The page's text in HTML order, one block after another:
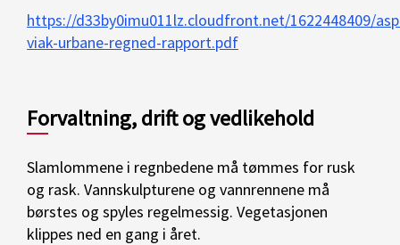
https://d33by0imu011lz.cloudfront.net/1622448409/
viak-urbane-regned-rapport.pdf
Forvaltning, drift og vedlikehold
Slamlommene i regnbedene må tømmes for rusk
og rask. Vannskulpturene og vannrennene må
børstes og spyles regelmessig. Vegetasjonen
klippes ned en gang i året.